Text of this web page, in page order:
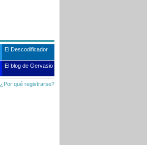
El Descodificador
El blog de Gervasio
¿Por qué registrarse?